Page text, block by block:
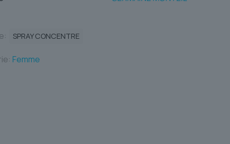
SPRAY CONCENTRE
Femme